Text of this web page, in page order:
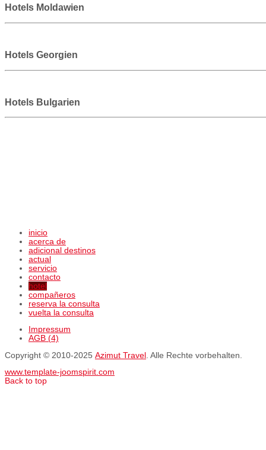
Hotels Moldawien
Hotels Georgien
Hotels Bulgarien
inicio
acerca de
adicional destinos
actual
servicio
contacto
hotel
compañeros
reserva la consulta
vuelta la consulta
Impressum
AGB (4)
Copyright © 2010-2025 Azimut Travel
. Alle Rechte vorbehalten.
www.template-joomspirit.com
Back to top